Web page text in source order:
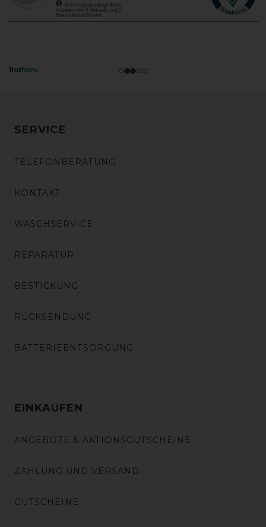
SERVICE
TELEFONBERATUNG
KONTAKT
WASCHSERVICE
REPARATUR
BESTICKUNG
RÜCKSENDUNG
BATTERIEENTSORGUNG
EINKAUFEN
ANGEBOTE & AKTIONSGUTSCHEINE
ZAHLUNG UND VERSAND
GUTSCHEINE